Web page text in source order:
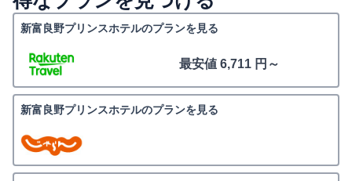
新富良野プリンスホテルのプランを見る
最安値 6,711 円～
新富良野プリンスホテルのプランを見る